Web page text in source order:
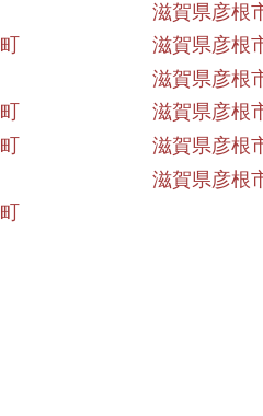
滋賀県彦根
滋賀県彦根
滋賀県彦根
滋賀県彦根
滋賀県彦根
滋賀県彦根